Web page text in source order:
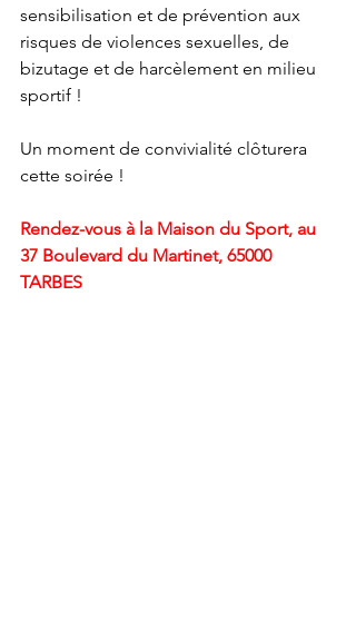
sensibilisation et de prévention aux
risques de violences sexuelles, de
bizutage et de harcèlement en milieu
sportif !
Un moment de convivialité clôturera
cette soirée !
Rendez-vous à la Maison du Sport, au
37 Boulevard du Martinet, 65000
TARBES